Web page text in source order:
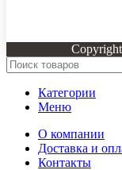
Категории
Меню
О компании
Доставка и
Контакты